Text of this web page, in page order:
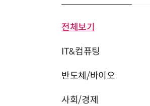
전체보기
IT&컴퓨팅
반도체/바이오
사회/경제